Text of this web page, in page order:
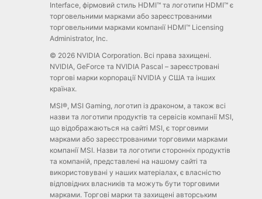
Interface, фірмовий стиль HDMI™ та логотипи HDMI™ є
торговельними марками або зареєстрованими
торговельними марками компанії HDMI™ Licensing
Administrator, Inc.
© 2026 NVIDIA Corporation. Всі права захищені.
NVIDIA, GeForce та NVIDIA Pascal – зареєстровані
торгові марки корпорації NVIDIA у США та інших
країнах.
MSI®, MSI Gaming, логотип із драконом, а також всі
назви та логотипи продуктів та сервісів компанії MSI,
що відображаються на сайті MSI, є торговими
марками або зареєстрованими торговими марками
компанії MSI. Назви та логотипи сторонніх продуктів
та компаній, представлені на нашому сайті та
використовувані у наших матеріалах, є власністю
відповідних власників та можуть бути торговими
марками. Торгові марки та захищені авторським